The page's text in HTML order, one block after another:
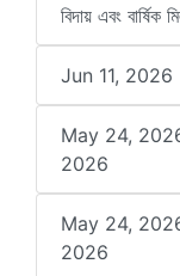
বিদায় এবং বার্ষিক
Jun 11, 2026
May 24,
2026
May 24,
2026